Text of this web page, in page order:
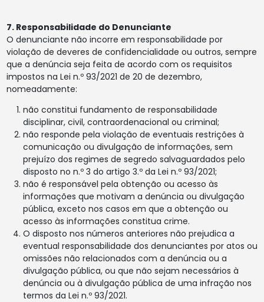
7. Responsabilidade do Denunciante
O denunciante não incorre em responsabilidade por
violação de deveres de confidencialidade ou outros, sempre
que a denúncia seja feita de acordo com os requisitos
impostos na Lei n.º 93/2021 de 20 de dezembro,
nomeadamente:
não constitui fundamento de responsabilidade
disciplinar, civil, contraordenacional ou criminal;
não responde pela violação de eventuais restrições à
comunicação ou divulgação de informações, sem
prejuízo dos regimes de segredo salvaguardados pelo
disposto no n.º 3 do artigo 3.º da Lei n.º 93/2021;
não é responsável pela obtenção ou acesso às
informações que motivam a denúncia ou divulgação
pública, exceto nos casos em que a obtenção ou
acesso às informações constitua crime.
O disposto nos números anteriores não prejudica a
eventual responsabilidade dos denunciantes por atos ou
omissões não relacionados com a denúncia ou a
divulgação pública, ou que não sejam necessários à
denúncia ou à divulgação pública de uma infração nos
termos da Lei n.º 93/2021.